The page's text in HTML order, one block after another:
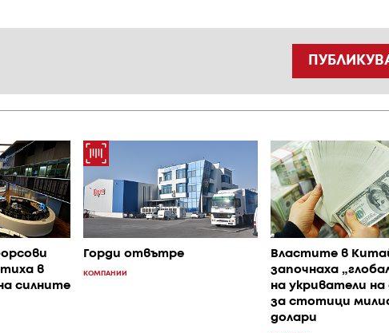
в
силните
Горди отвътре
КОМПАНИИ
Властите в
започнаха
на укриватели на
за стотици
долари